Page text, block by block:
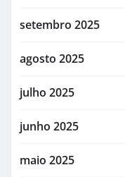
setembro 2025
agosto 2025
julho 2025
junho 2025
maio 2025